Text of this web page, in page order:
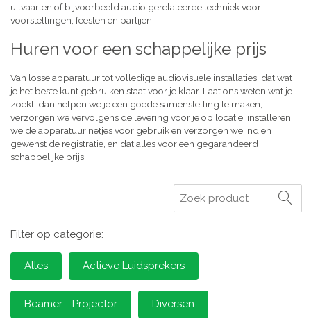
uitvaarten of bijvoorbeeld audio gerelateerde techniek voor
voorstellingen, feesten en partijen.
Huren voor een schappelijke prijs
Van losse apparatuur tot volledige audiovisuele installaties, dat wat
je het beste kunt gebruiken staat voor je klaar. Laat ons weten wat je
zoekt, dan helpen we je een goede samenstelling te maken,
verzorgen we vervolgens de levering voor je op locatie, installeren
we de apparatuur netjes voor gebruik en verzorgen we indien
gewenst de registratie, en dat alles voor een gegarandeerd
schappelijke prijs!
Zoeken
Filter op categorie:
Alles Actieve Luidsprekers
Beamer - Projector Diversen